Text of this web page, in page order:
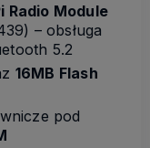
Radio Module
– obsługa
5.2
16MB Flash
pod